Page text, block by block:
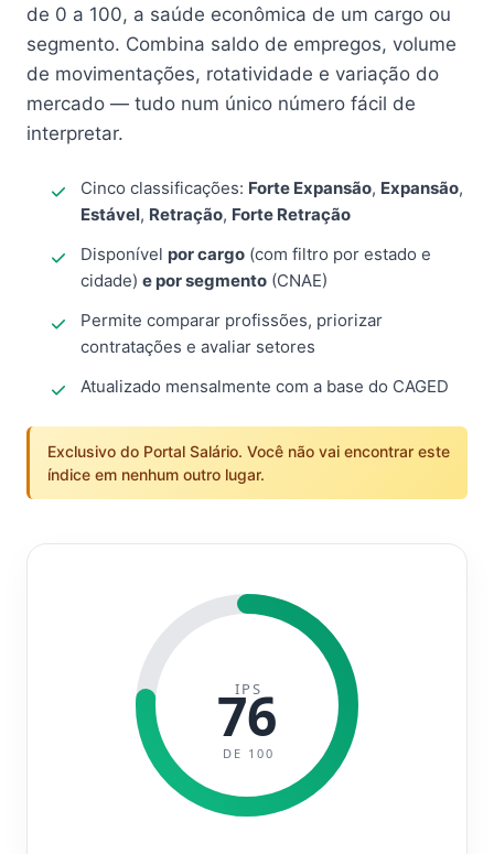
de 0 a 100, a saúde econômica de um cargo ou
segmento. Combina saldo de empregos, volume
de movimentações, rotatividade e variação do
mercado — tudo num único número fácil de
interpretar.
Cinco classificações: Forte Expansão, Expansão,
Estável, Retração, Forte Retração
Disponível por cargo (com filtro por estado e
cidade) e por segmento (CNAE)
Permite comparar profissões, priorizar
contratações e avaliar setores
Atualizado mensalmente com a base do CAGED
Exclusivo do Portal Salário. Você não vai encontrar este
índice em nenhum outro lugar.
IPS
76
DE 100